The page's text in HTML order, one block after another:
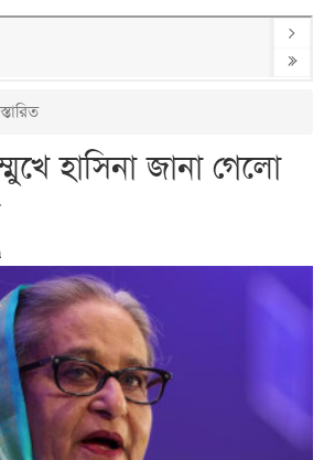
হাসিনা জানা গেলো